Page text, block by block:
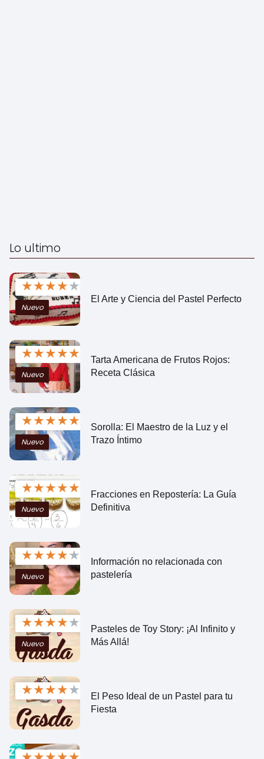
Lo ultimo
★★★★★
Nuevo
El Arte y Ciencia del Pastel Perfecto
★★★★★
Nuevo
Tarta Americana de Frutos Rojos:
Receta Clásica
★★★★★
Nuevo
Sorolla: El Maestro de la Luz y el
Trazo Íntimo
★★★★★
Nuevo
Fracciones en Repostería: La Guía
Definitiva
★★★★★
Nuevo
Información no relacionada con
pastelería
★★★★★
Nuevo
Pasteles de Toy Story: ¡Al Infinito y
Más Allá!
★★★★★
El Peso Ideal de un Pastel para tu
Fiesta